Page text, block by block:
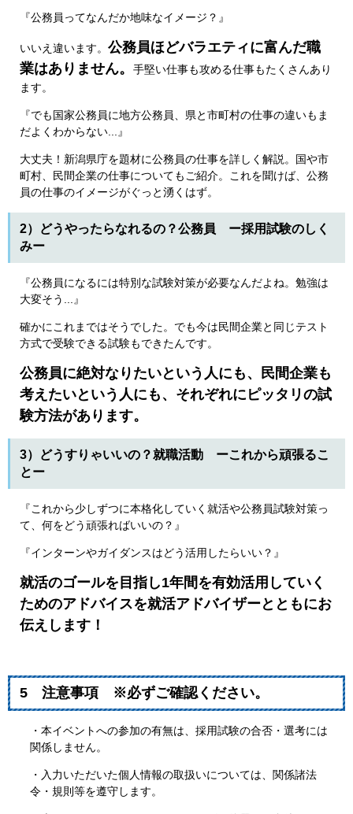
『公務員ってなんだか地味なイメージ？』
いいえ違います。 公務員ほどバラエティに富んだ職
業はありません。
手堅い仕事も攻める仕事もたくさんあり
ます。
『でも国家公務員に地方公務員、県と市町村の仕事の違いもま
だよくわからない...』
大丈夫！新潟県庁を題材に公務員の仕事を詳しく解説。国や市
町村、民間企業の仕事についてもご紹介。これを聞けば、公務
員の仕事のイメージがぐっと湧くはず。
2）どうやったらなれるの？公務員 ー採用試験のしく
みー
『公務員になるには特別な試験対策が必要なんだよね。勉強は
大変そう...』
確かにこれまではそうでした。でも今は民間企業と同じテスト
方式で受験できる試験もできたんです。
公務員に絶対なりたいという人にも、民間企業も
考えたいという人にも、それぞれにピッタリの試
験方法があります。
3）どうすりゃいいの？就職活動 ーこれから頑張るこ
とー
『これから少しずつに本格化していく就活や公務員試験対策っ
て、何をどう頑張ればいいの？』
『インターンやガイダンスはどう活用したらいい？』
就活のゴールを目指し1年間を有効活用していく
ためのアドバイスを就活アドバイザーとともにお
伝えします！
5 注意事項 ※必ずご確認ください。
・本イベントへの参加の有無は、採用試験の合否・選考には
関係しません。
・入力いただいた個人情報の取扱いについては、関係諸法
令・規則等を遵守します。